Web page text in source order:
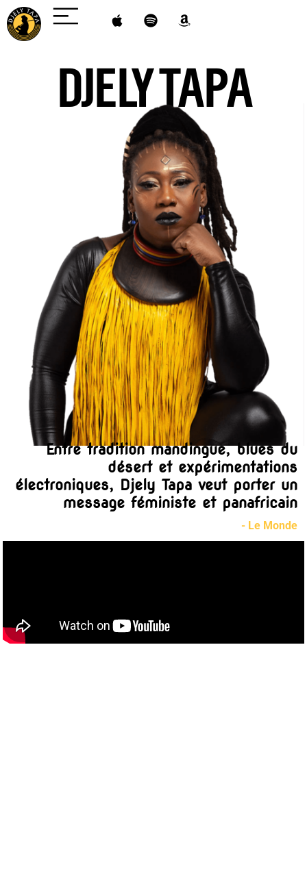
DJELY TAPA
Entre tradition mandingue, blues du
désert et expérimentations
électroniques, Djely Tapa veut porter un
message féministe et panafricain
- Le Monde